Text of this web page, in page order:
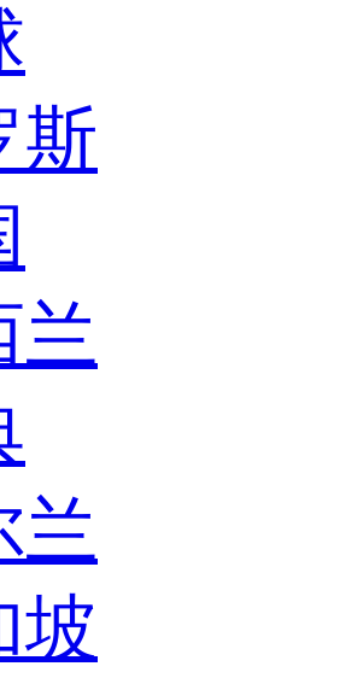
斯
兰
兰
坡